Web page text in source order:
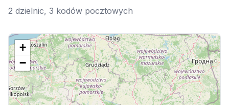
2 dzielnic, 3 kodów pocztowych
+
−